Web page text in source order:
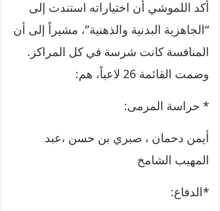
أكد اللموشي أن اختياراته استندت إلى
“الجاهزية البدنية والذهنية”، مشيراً إلى أن
المنافسة كانت شرسة في كل المراكز.
وضمت القائمة 26 لاعباً، هم:
* حراسة المرمى:
أيمن دحمان ، صبري بن حسن ،عبد
المهيب الشامخ
*الدفاع: